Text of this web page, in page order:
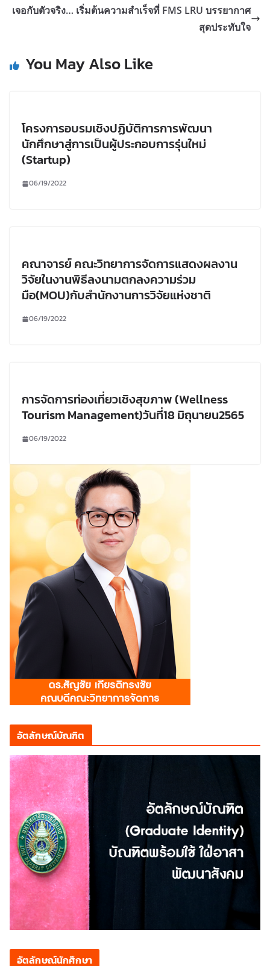
เจอกับตัวจริง… เริ่มต้นความสำเร็จที่ FMS LRU บรรยากาศ
สุดประทับใจ
You May Also Like
โครงการอบรมเชิงปฏิบัติการการพัฒนา
นักศึกษาสู่การเป็นผู้ประกอบการรุ่นใหม่
(Startup)
06/19/2022
คณาจารย์ คณะวิทยาการจัดการแสดงผลงาน
วิจัยในงานพิธีลงนามตกลงความร่วม
มือ(MOU)กับสำนักงานการวิจัยแห่งชาติ
06/19/2022
การจัดการท่องเที่ยวเชิงสุขภาพ (Wellness
Tourism Management)วันที่18 มิถุนายน2565
06/19/2022
อัตลักษณ์บัณฑิต
อัตลักษณ์นักศึกษา